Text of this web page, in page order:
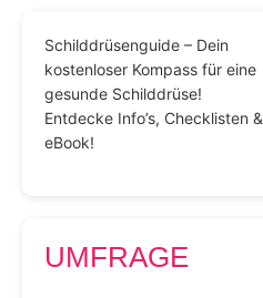
Schilddrüsenguide – Dein
kostenloser Kompass für eine
gesunde Schilddrüse!
Entdecke Info’s, Checklisten &
eBook!
UMFRAGE